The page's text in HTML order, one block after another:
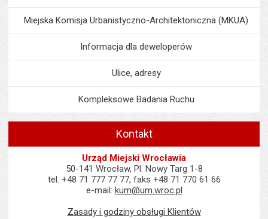
Miejska Komisja Urbanistyczno-Architektoniczna (MKUA)
Informacja dla deweloperów
Ulice, adresy
Kompleksowe Badania Ruchu
Kontakt
Urząd Miejski Wrocławia
50-141 Wrocław, Pl. Nowy Targ 1-8
tel. +48 71 777 77 77, faks +48 71 770 61 66
e-mail: kum@um.wroc.pl
Zasady i godziny obsługi Klientów